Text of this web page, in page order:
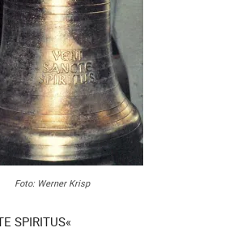
Foto: Werner Krisp
SPIRITUS«